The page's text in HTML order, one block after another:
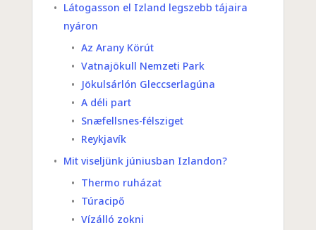
Látogasson el Izland legszebb tájaira
nyáron
Az Arany Körút
Vatnajökull Nemzeti Park
Jökulsárlón Gleccserlagúna
A déli part
Snæfellsnes-félsziget
Reykjavík
Mit viseljünk júniusban Izlandon?
Thermo ruházat
Túracipő
Vízálló zokni